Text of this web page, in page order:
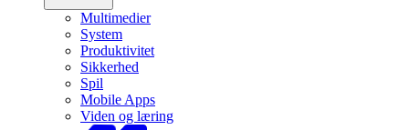
Multimedier
System
Produktivitet
Sikkerhed
Spil
Mobile Apps
Viden og læring